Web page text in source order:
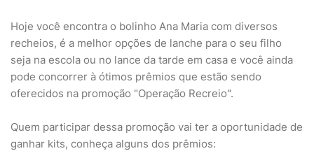
Hoje você encontra o bolinho Ana Maria com diversos
recheios, é a melhor opções de lanche para o seu filho
seja na escola ou no lance da tarde em casa e você ainda
pode concorrer à ótimos prêmios que estão sendo
oferecidos na promoção "Operação Recreio".
Quem participar dessa promoção vai ter a oportunidade de
ganhar kits, conheça alguns dos prêmios: